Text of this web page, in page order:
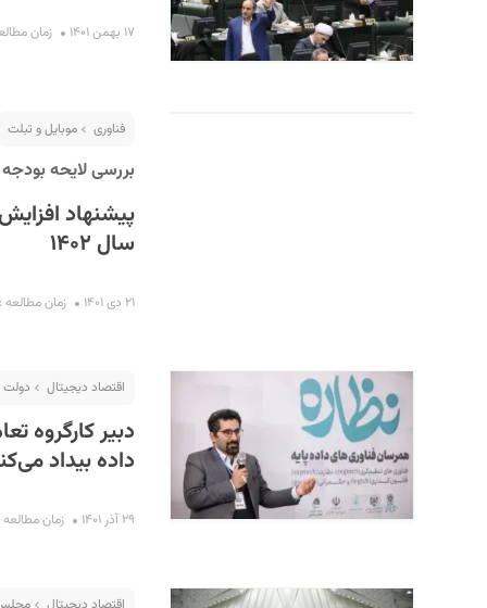
۱۷ بهمن ۱۴۰۱ زمان مطالعه : ۳
فناوری موبایل و تبلت
بررسی لایحه بودجه ۱۴۰۲ (۱)
سال ۱۴۰۲
۲۱ دی ۱۴۰۱ زمان مطالعه : ۲ دقیقه
اقتصاد دیجیتال دولت
دبیر کارگروه
داده بیداد
۲۹ آذر ۱۴۰۱ زمان مطالعه : ۷